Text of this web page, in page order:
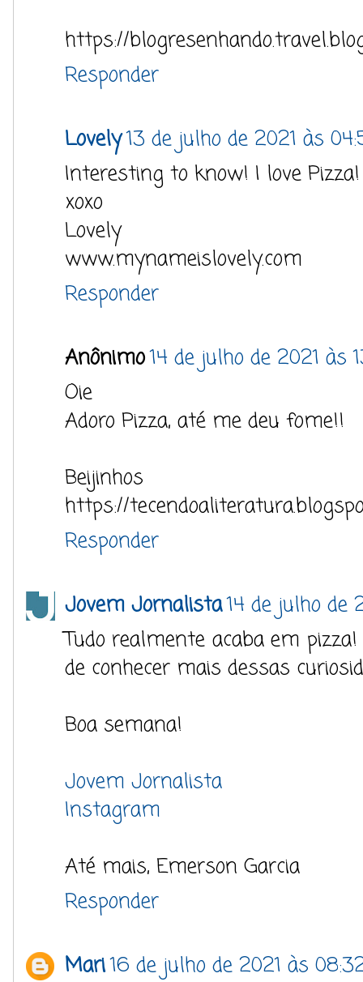
https://
Responder
Lovely13 de julho de 2021 às
Interesting to know! I love Pizza!
xoxo
Lovely
www.mynameislovely.com
Responder
Anônimo14 de julho de 2021 às
Oie
Adoro Pizza, até me deu fome!!
Beijinhos
https://
Responder
Jovem Jornalista14 de julho de
Tudo realmente acaba em
de conhecer mais dessas
Boa semana!
Jovem Jornalista
Instagram
Até mais, Emerson Garcia
Responder
Mari16 de julho de 2021 às